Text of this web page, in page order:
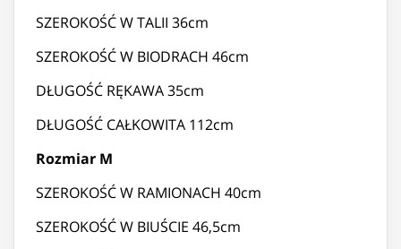
SZEROKOŚĆ W TALII 36cm
SZEROKOŚĆ W BIODRACH 46cm
DŁUGOŚĆ RĘKAWA 35cm
DŁUGOŚĆ CAŁKOWITA 112cm
Rozmiar M
SZEROKOŚĆ W RAMIONACH 40cm
SZEROKOŚĆ W BIUŚCIE 46,5cm